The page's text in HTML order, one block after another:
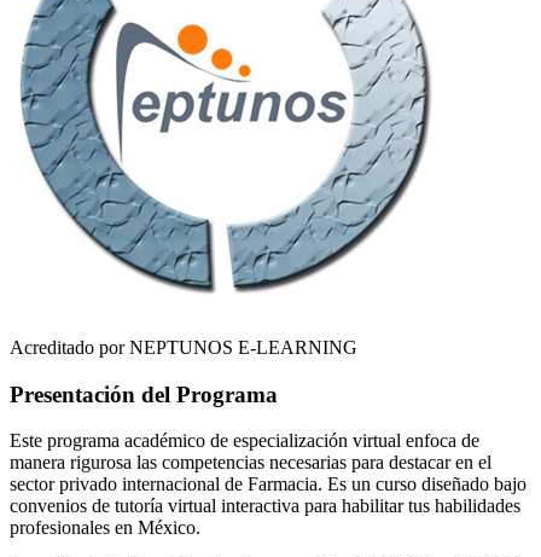
Acreditado por NEPTUNOS E-LEARNING
Presentación del Programa
Este programa académico de especialización virtual enfoca de
manera rigurosa las competencias necesarias para destacar en el
sector privado internacional de Farmacia. Es un curso diseñado bajo
convenios de tutoría virtual interactiva para habilitar tus habilidades
profesionales en México.